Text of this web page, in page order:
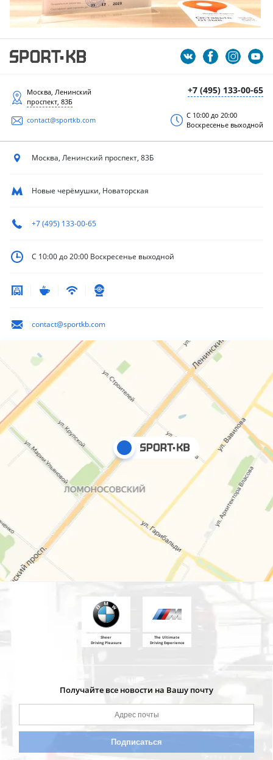
+7 (495) 133-00-65
Москва, Ленинский
проспект, 83Б
contact@sportkb.com
С 10:00 до 20:00
Воскресенье выходной
Москва, Ленинский проспект, 83Б
Новые черёмушки, Новаторская
+7 (495) 133-00-65
С 10:00 до 20:00 Воскресенье выходной
contact@sportkb.com
Sheer
Driving Pleasure
The Ultimate
Driving Experience
Получайте все новости на Вашу почту